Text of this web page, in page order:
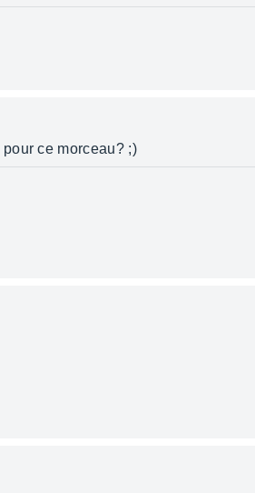
ce morceau? ;)